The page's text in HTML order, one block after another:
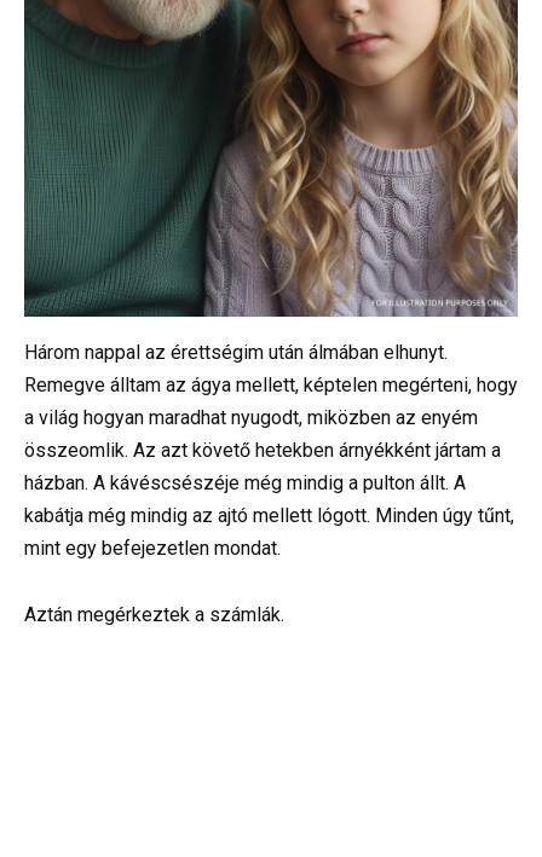
Három nappal az érettségim után álmában elhunyt.
Remegve álltam az ágya mellett, képtelen megérteni, hogy
a világ hogyan maradhat nyugodt, miközben az enyém
összeomlik. Az azt követő hetekben árnyékként jártam a
házban. A kávéscsészéje még mindig a pulton állt. A
kabátja még mindig az ajtó mellett lógott. Minden úgy tűnt,
mint egy befejezetlen mondat.
Aztán megérkeztek a számlák.